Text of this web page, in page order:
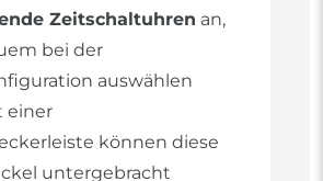
Zeitschaltuhren an,
bei der
auswählen
einer
können diese
untergebracht